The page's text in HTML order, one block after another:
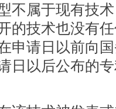
不属于现有技
的技术也没有
申请日以前向
日以后公布的